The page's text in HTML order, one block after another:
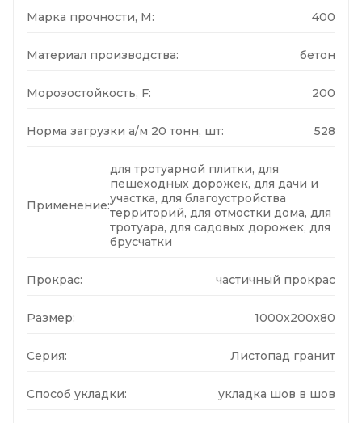
Марка прочности, М: 400
Материал производства: бетон
Морозостойкость, F: 200
Норма загрузки а/м 20 тонн, шт: 528
Применение:
для тротуарной плитки, для
пешеходных дорожек, для дачи и
участка, для благоустройства
территорий, для отмостки дома, для
тротуара, для садовых дорожек, для
брусчатки
Прокрас: частичный прокрас
Размер: 1000x200x80
Серия: Листопад гранит
Способ укладки: укладка шов в шов